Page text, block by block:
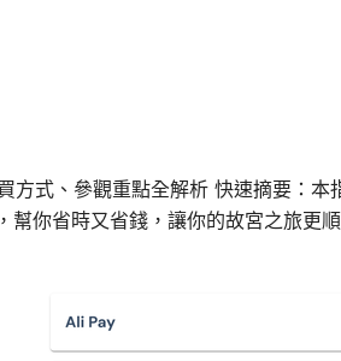
方式、參觀重點全解析 快速摘要：
幫你省時又省錢，讓你的故宮之旅更